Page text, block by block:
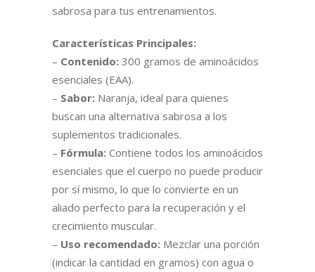
sabrosa para tus entrenamientos.
Características Principales:
– Contenido: 300 gramos de aminoácidos
esenciales (EAA).
– Sabor: Naranja, ideal para quienes
buscan una alternativa sabrosa a los
suplementos tradicionales.
– Fórmula: Contiene todos los aminoácidos
esenciales que el cuerpo no puede producir
por sí mismo, lo que lo convierte en un
aliado perfecto para la recuperación y el
crecimiento muscular.
– Uso recomendado: Mezclar una porción
(indicar la cantidad en gramos) con agua o